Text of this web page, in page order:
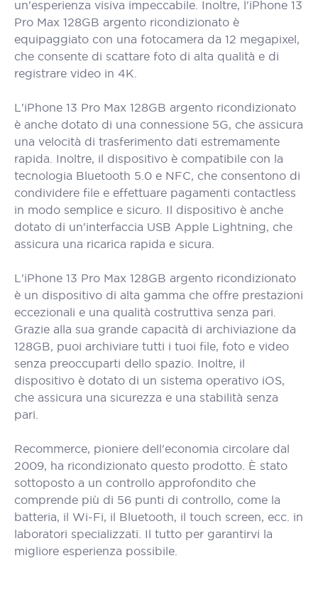
un'esperienza visiva impeccabile. Inoltre, l'iPhone 13
Pro Max 128GB argento ricondizionato è
equipaggiato con una fotocamera da 12 megapixel,
che consente di scattare foto di alta qualità e di
registrare video in 4K.
L'iPhone 13 Pro Max 128GB argento ricondizionato
è anche dotato di una connessione 5G, che assicura
una velocità di trasferimento dati estremamente
rapida. Inoltre, il dispositivo è compatibile con la
tecnologia Bluetooth 5.0 e NFC, che consentono di
condividere file e effettuare pagamenti contactless
in modo semplice e sicuro. Il dispositivo è anche
dotato di un'interfaccia USB Apple Lightning, che
assicura una ricarica rapida e sicura.
L'iPhone 13 Pro Max 128GB argento ricondizionato
è un dispositivo di alta gamma che offre prestazioni
eccezionali e una qualità costruttiva senza pari.
Grazie alla sua grande capacità di archiviazione da
128GB, puoi archiviare tutti i tuoi file, foto e video
senza preoccuparti dello spazio. Inoltre, il
dispositivo è dotato di un sistema operativo iOS,
che assicura una sicurezza e una stabilità senza
pari.
Recommerce, pioniere dell'economia circolare dal
2009, ha ricondizionato questo prodotto. È stato
sottoposto a un controllo approfondito che
comprende più di 56 punti di controllo, come la
batteria, il Wi-Fi, il Bluetooth, il touch screen, ecc. in
laboratori specializzati. Il tutto per garantirvi la
migliore esperienza possibile.